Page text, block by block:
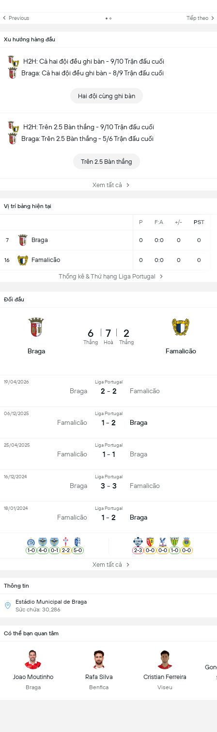
Previous Tiếp theo
Xu hướng hàng đầu
H2H: Cả hai đội đều ghi bàn - 9/10 Trận đấu cuối
Braga: Cả hai đội đều ghi bàn - 8/9 Trận đấu cuối
Hai đội cùng ghi bàn
H2H: Trên 2.5 Bàn thắng - 9/10 Trận đấu cuối
Braga: Trên 2.5 Bàn thắng - 5/6 Trận đấu cuối
Trên 2.5 Bàn thắng
Xem tất cả
Vị trí bảng hiện tại
P F:A +/- PST
7 Braga 0 0:0 0 0
16 Famalicão 0 0:0 0 0
Thống kê & Thứ hạng Liga Portugal
Thông tin
Estádio Municipal de Braga
Sức chứa: 30,286
Đối đầu
Braga
6
Thắng
7
Hoà
2
Thắng
Famalicão
Braga
Liga Portugal
2 - 2 Famalicão
19/04/2026
Famalicão
Liga Portugal
1 - 2 Braga
06/12/2025
Famalicão
Liga Portugal
1 - 1 Braga
25/04/2025
Braga
Liga Portugal
3 - 3 Famalicão
16/12/2024
Famalicão
Liga Portugal
1 - 2 Braga
18/01/2024
1-0 4-0 0-1 2-2 5-0 2-3 0-0 0-0 1-0 0-0
Xem tất cả
Có thể bạn quan tâm
Joao Moutinho
Braga
Rafa Silva
Benfica
Cristian Ferreira
Viseu